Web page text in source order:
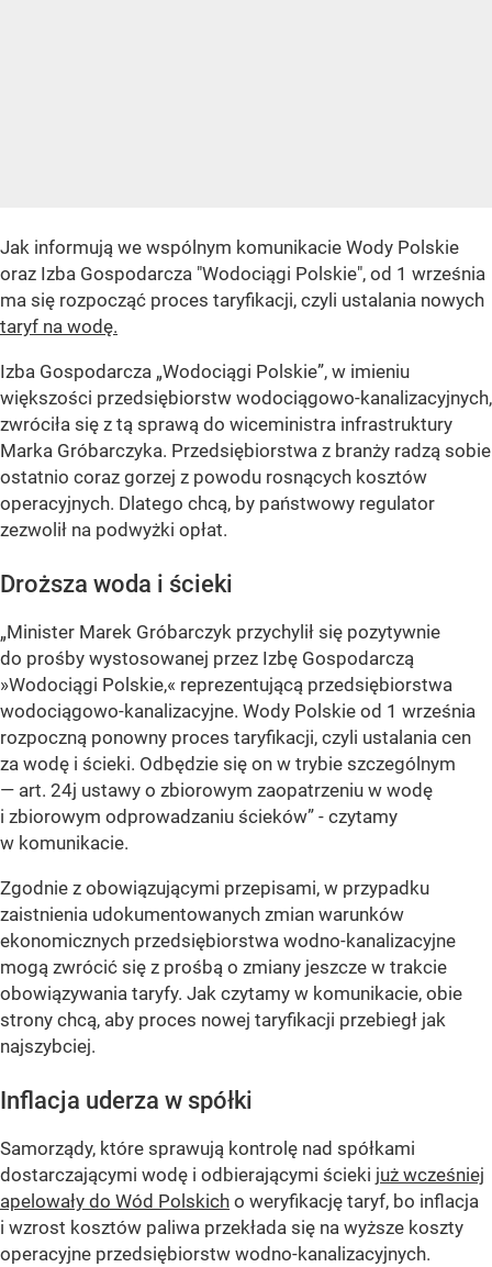
Jak informują we wspólnym komunikacie Wody Polskie
oraz Izba Gospodarcza "Wodociągi Polskie", od 1 września
ma się rozpocząć proces taryfikacji, czyli ustalania nowych
taryf na wodę.
Izba Gospodarcza „Wodociągi Polskie”, w imieniu
większości przedsiębiorstw wodociągowo-kanalizacyjnych,
zwróciła się z tą sprawą do wiceministra infrastruktury
Marka Gróbarczyka. Przedsiębiorstwa z branży radzą sobie
ostatnio coraz gorzej z powodu rosnących kosztów
operacyjnych. Dlatego chcą, by państwowy regulator
zezwolił na podwyżki opłat.
Droższa woda i ścieki
„Minister Marek Gróbarczyk przychylił się pozytywnie
do prośby wystosowanej przez Izbę Gospodarczą
»Wodociągi Polskie,« reprezentującą przedsiębiorstwa
wodociągowo-kanalizacyjne. Wody Polskie od 1 września
rozpoczną ponowny proces taryfikacji, czyli ustalania cen
za wodę i ścieki. Odbędzie się on w trybie szczególnym
— art. 24j ustawy o zbiorowym zaopatrzeniu w wodę
i zbiorowym odprowadzaniu ścieków” - czytamy
w komunikacie.
Zgodnie z obowiązującymi przepisami, w przypadku
zaistnienia udokumentowanych zmian warunków
ekonomicznych przedsiębiorstwa wodno-kanalizacyjne
mogą zwrócić się z prośbą o zmiany jeszcze w trakcie
obowiązywania taryfy. Jak czytamy w komunikacie, obie
strony chcą, aby proces nowej taryfikacji przebiegł jak
najszybciej.
Inflacja uderza w spółki
Samorządy, które sprawują kontrolę nad spółkami
dostarczającymi wodę i odbierającymi ścieki już wcześniej
apelowały do Wód Polskich o weryfikację taryf, bo inflacja
i wzrost kosztów paliwa przekłada się na wyższe koszty
operacyjne przedsiębiorstw wodno-kanalizacyjnych.